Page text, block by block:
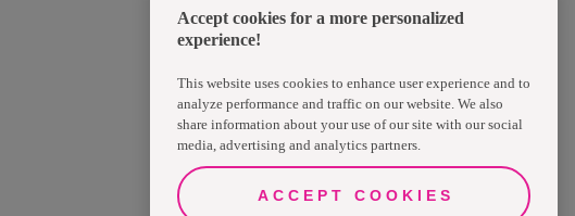
Empleados
Clientes
Proveedores
Accept cookies for a more personalized
experience!
This website uses cookies to enhance user experience and to
analyze performance and traffic on our website. We also
share information about your use of our site with our social
media, advertising and analytics partners.
ACCEPT COOKIES